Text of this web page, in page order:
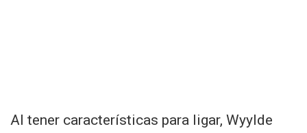
Al tener características para ligar, Wyylde